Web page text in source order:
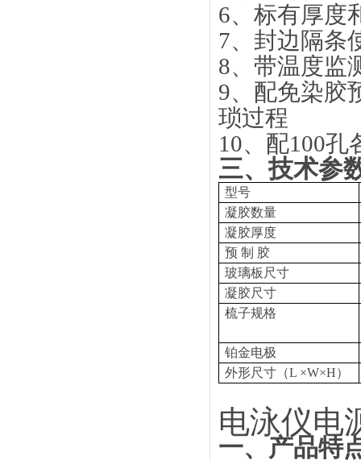
6、标有厚度
7、封边隔条
8、带温度监
9、配免染胶
琐过程
10、配100孔
三、技术参
型号
凝胶数量
凝胶厚度
预 制 胶
玻璃板尺寸
凝胶尺寸
梳子规格
铂金电极
外形尺寸（L ×W×H）
电泳仪电
一、产品特